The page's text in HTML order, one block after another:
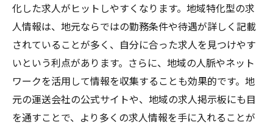
公式サイトでの応募プロセス
大阪府での大型トラックドライバー求人を見極
めるための重要なポイント
求人の信頼性を見極める方法
求人詳細の確認ポイント
企業情報の調査方法
化した求人がヒットしやすくなります。地域特化型の求
人情報は、地元ならではの勤務条件や待遇が詳しく記載
されていることが多く、自分に合った求人を見つけやす
いという利点があります。さらに、地域の人脈やネット
ワークを活用して情報を収集することも効果的です。地
元の運送会社の公式サイトや、地域の求人掲示板にも目
を通すことで、より多くの求人情報を手に入れることが